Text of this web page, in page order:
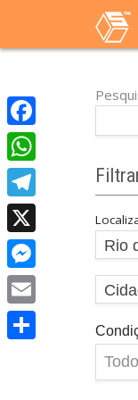
Rio
Facebook
WhatsApp
Telegram
X
Messenger
Email